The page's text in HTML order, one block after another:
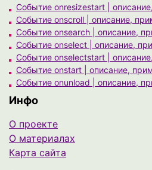
Событие onresizestart |
Событие onscroll | описание,
Событие onsearch | описание,
Событие onselect | описание,
Событие onselectstart |
Событие onstart | описание,
Событие onunload | описание,
Инфо
О проекте
О материалах
Карта сайта